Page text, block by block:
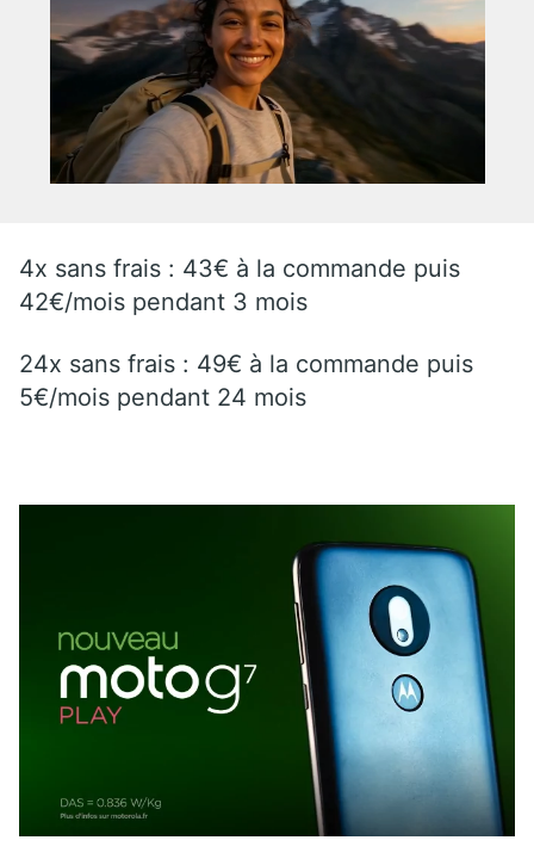
4x sans frais : 43€ à la commande puis
42€/mois pendant 3 mois
24x sans frais : 49€ à la commande puis
5€/mois pendant 24 mois